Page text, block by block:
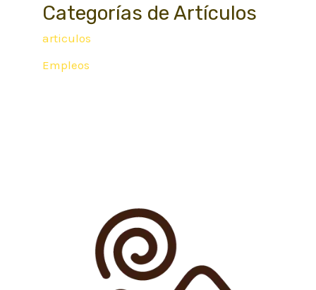
Categorías de Artículos
articulos
Empleos